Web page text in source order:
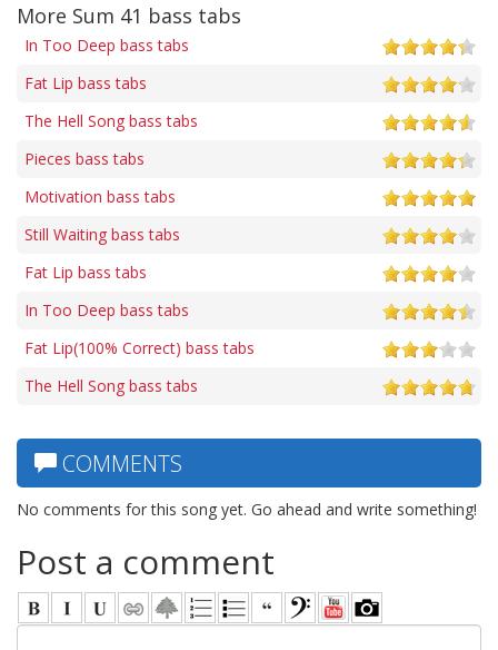
More Sum 41 bass tabs
In Too Deep bass tabs
Fat Lip bass tabs
The Hell Song bass tabs
Pieces bass tabs
Motivation bass tabs
Still Waiting bass tabs
Fat Lip bass tabs
In Too Deep bass tabs
Fat Lip(100% Correct) bass tabs
The Hell Song bass tabs
COMMENTS
No comments for this song yet. Go ahead and write something!
Post a comment